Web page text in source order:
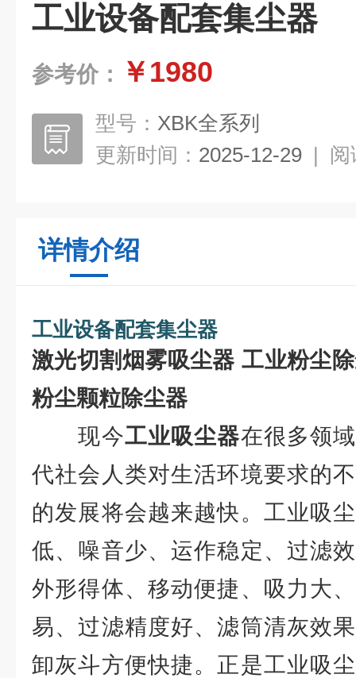
工业设备配套集尘器
参考价： ￥1980
型号： XBK全系列
更新时间： 2025-12-29 | 阅
详情介绍
工业设备配套集尘器
激光切割烟雾吸尘器 工业粉尘
粉尘颗粒除尘器
现今工业吸尘器在很多领
代社会人类对生活环境要求的
的发展将会越来越快。工业吸
低、噪音少、运作稳定、过滤
外形得体、移动便捷、吸力大
易、过滤精度好、滤筒清灰效
卸灰斗方便快捷。正是工业吸